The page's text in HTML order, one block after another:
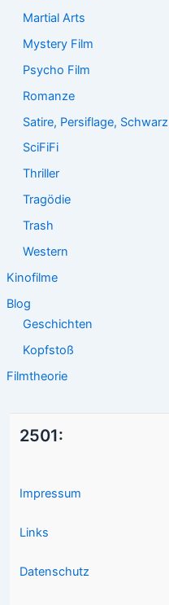
Martial Arts
Mystery Film
Psycho Film
Romanze
Satire, Persiflage, Schwarz
SciFiFi
Thriller
Tragödie
Trash
Western
Kinofilme
Blog
Geschichten
Kopfstoß
Filmtheorie
2501:
Impressum
Links
Datenschutz